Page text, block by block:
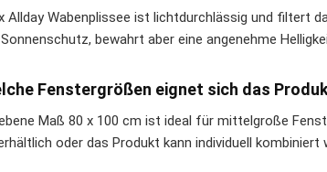
Allday Wabenplissee ist lichtdurchlässig und filtert
bewahrt aber eine angenehme
Fenstergrößen eignet sich das
Maß 80 x 100 cm ist ideal für mittelgroße
oder das Produkt kann individuell kombiniert